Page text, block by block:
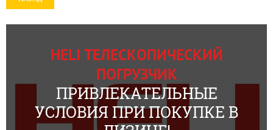
HELI ТЕЛЕСКОПИЧЕСКИЙ
ПОГРУЗЧИК
ПРИВЛЕКАТЕЛЬНЫЕ
УСЛОВИЯ ПРИ ПОКУПКЕ В